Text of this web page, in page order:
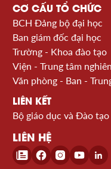
CƠ CẤU TỔ CHỨC
BCH Đảng bộ đại học
Ban giám đốc đại học
Trường - Khoa đào tạo
Viện - Trung tâm
Văn phòng - Ban -
LIÊN KẾT
Bộ giáo dục và Đào tạo
LIÊN HỆ